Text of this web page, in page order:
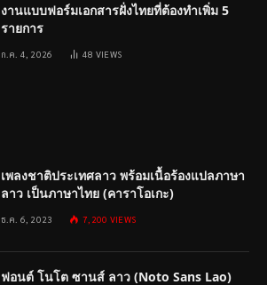
งานแบบฟอร์มเอกสารฝั่งไทยที่ต้องทำเพิ่ม 5
รายการ
ก.ค. 4, 2026 48 VIEWS
เพลงชาติประเทศลาว พร้อมเนื้อร้องแปลภาษา
ลาว เป็นภาษาไทย (คาราโอเกะ)
ธ.ค. 6, 2023 7,200 VIEWS
ฟอนต์ โนโต ซานส์ ลาว (Noto Sans Lao)